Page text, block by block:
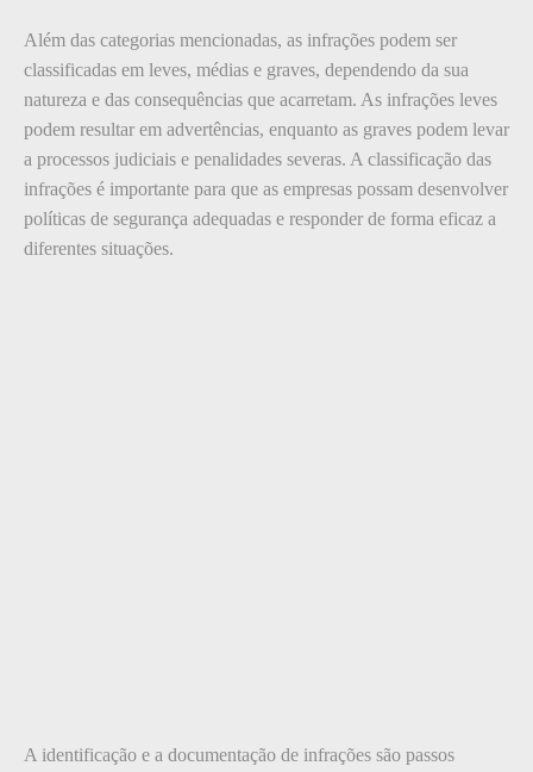
Além das categorias mencionadas, as infrações podem ser
classificadas em leves, médias e graves, dependendo da sua
natureza e das consequências que acarretam. As infrações leves
podem resultar em advertências, enquanto as graves podem levar
a processos judiciais e penalidades severas. A classificação das
infrações é importante para que as empresas possam desenvolver
políticas de segurança adequadas e responder de forma eficaz a
diferentes situações.
A identificação e a documentação de infrações são passos